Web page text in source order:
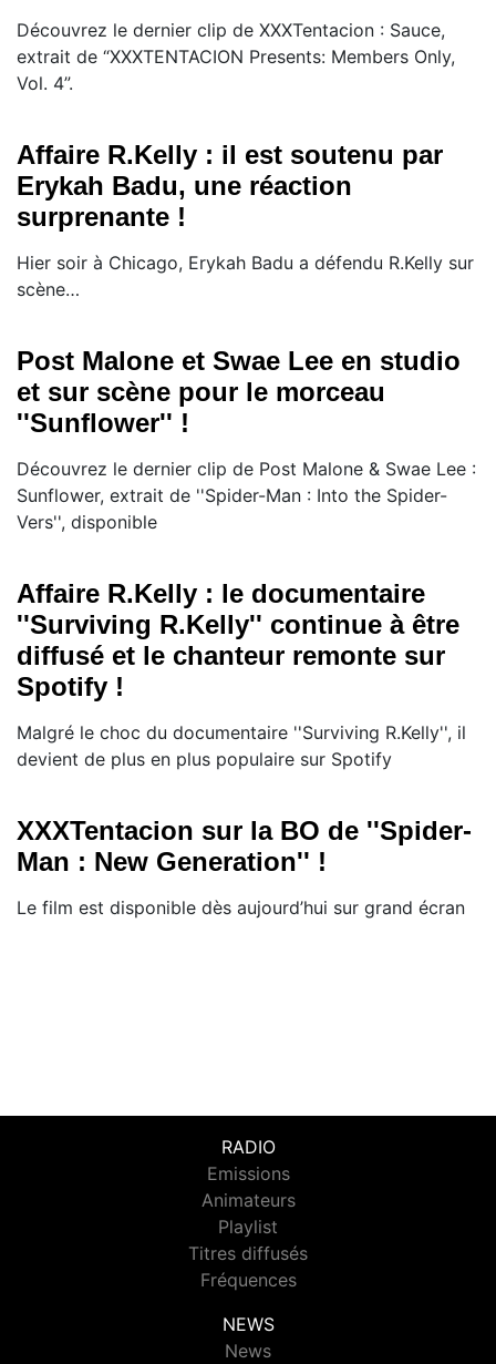
Découvrez le dernier clip de XXXTentacion : Sauce,
extrait de “XXXTENTACION Presents: Members Only,
Vol. 4”.
Affaire R.Kelly : il est soutenu par
Erykah Badu, une réaction
surprenante !
Hier soir à Chicago, Erykah Badu a défendu R.Kelly sur
scène…
Post Malone et Swae Lee en studio
et sur scène pour le morceau
''Sunflower'' !
Découvrez le dernier clip de Post Malone & Swae Lee :
Sunflower, extrait de ''Spider-Man : Into the Spider-
Vers'', disponible
Affaire R.Kelly : le documentaire
''Surviving R.Kelly'' continue à être
diffusé et le chanteur remonte sur
Spotify !
Malgré le choc du documentaire ''Surviving R.Kelly'', il
devient de plus en plus populaire sur Spotify
XXXTentacion sur la BO de ''Spider-
Man : New Generation'' !
Le film est disponible dès aujourd’hui sur grand écran
RADIO
Emissions
Animateurs
Playlist
Titres diffusés
Fréquences
NEWS
News